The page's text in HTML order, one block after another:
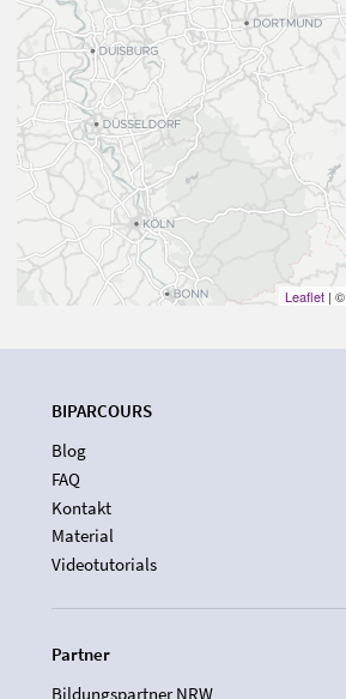
Leaflet | ©
BIPARCOURS
Blog
FAQ
Kontakt
Material
Videotutorials
Partner
Bildungspartner NRW